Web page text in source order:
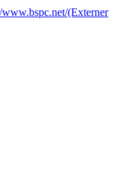
www.bspc.net/(Externer